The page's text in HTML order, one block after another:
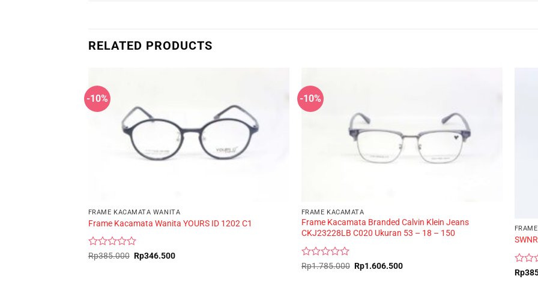
RELATED PRODUCTS
-10%
FRAME KACAMATA WANITA
Frame Kacamata Wanita YOURS ID 1202 C1
Rated
Rp385.000 Original
price
Rp346.500Current
-10%
FRAME KACAMATA
Frame Kacamata Branded Calvin Klein Jeans
CKJ23228LB C020 Ukuran 53 – 18 – 150
Rated
Rp1.785.000 Original
price
Rp1.606.500Current
Rated
Rp